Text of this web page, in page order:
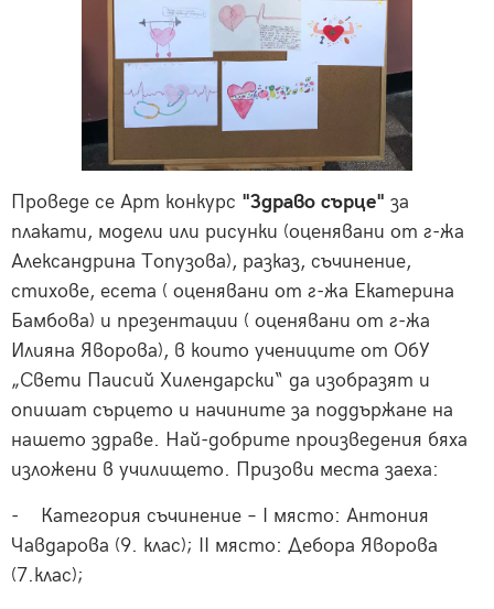
Проведе се Арт конкурс "Здраво сърце" за
плакати, модели или рисунки (оценявани от г-жа
Александрина Топузова), разказ, съчинение,
стихове, есета ( оценявани от г-жа Екатерина
Бамбова) и презентации ( оценявани от г-жа
Илияна Яворова), в които учениците от ОбУ
„Свети Паисий Хилендарски“ да изобразят и
опишат сърцето и начините за поддържане на
нашето здраве. Най-добрите произведения бяха
изложени в училището. Призови места заеха:
- Категория съчинение – I място: Антония
Чавдарова (9. клас); II място: Дебора Яворова
(7.клас);